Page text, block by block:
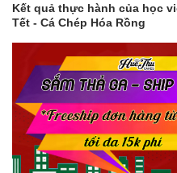
Kết quả thực hành của học
Tết - Cá Chép Hóa Rồng